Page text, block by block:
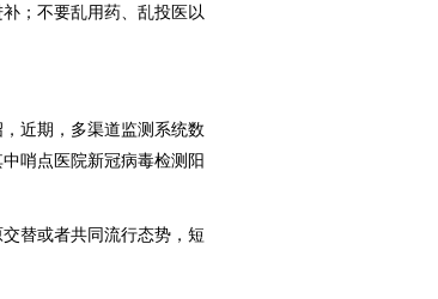
；不要乱用药、乱投医以
近期，多渠道监测系统数
哨点医院新冠病毒检测阳
替或者共同流行态势，短